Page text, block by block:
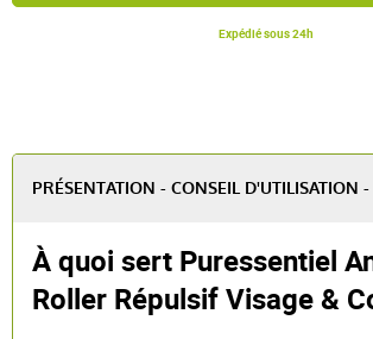
Expédié sous 24h
PRÉSENTATION - CONSEIL D'UTILISATION
À quoi sert Puressentiel
Roller Répulsif Visage &